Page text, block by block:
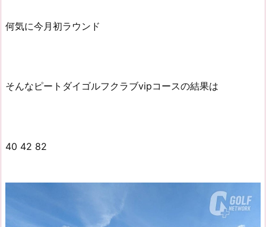
何気に今月初ラウンド
そんなピートダイゴルフクラブvipコースの結果は
40 42 82